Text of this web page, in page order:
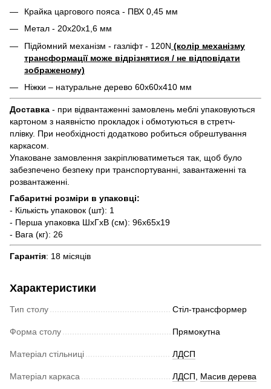
Крайка царгового пояса - ПВХ 0,45 мм
Метал - 20х20х1,6 мм
Підйомний механізм - газліфт - 120N (колір механізму
трансформації може відрізнятися / не відповідати
зображеному)
Ніжки – натуральне дерево 60х60х410 мм
Доставка - при відвантаженні замовлень меблі упаковуються
картоном з наявністю прокладок і обмотуються в стретч-
плівку. При необхідності додатково робиться обрештування
каркасом.
Упаковане замовлення закріплюватиметься так, щоб було
забезпечено безпеку при транспортуванні, завантаженні та
розвантаженні.
Габаритні розміри в упаковці:
- Кількість упаковок (шт): 1
- Перша упаковка ШхГхВ (см): 96х65х19
- Вага (кг): 26
Гарантія: 18 місяців
Характеристики
Тип столу Стіл-трансформер
Форма столу Прямокутна
Матеріал стільниці ЛДСП
Матеріал каркаса ЛДСП, Масив дерева